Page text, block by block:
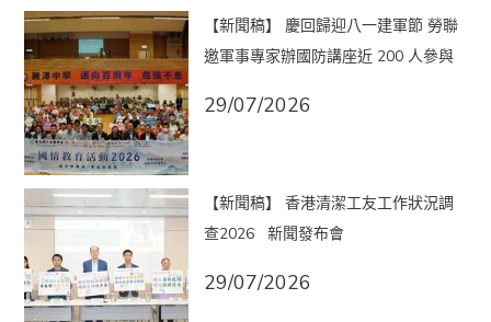
【新聞稿】 慶回歸迎八一建軍節 勞聯
邀軍事專家辦國防講座近 200 人參與
29/07/2026
【新聞稿】 香港清潔工友工作狀況調
查2026 新聞發布會
29/07/2026